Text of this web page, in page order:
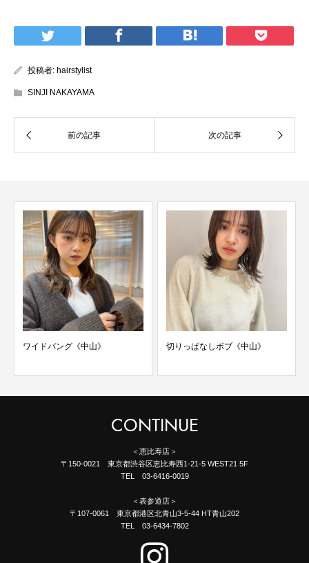
投稿者: hairstylist
SINJI NAKAYAMA
ワイドバング《中山》 切りっぱなしボブ《中山》
CONTINUE
＜恵比寿店＞
〒150-0021 東京都渋谷区恵比寿西1-21-5 WEST21 5F
TEL 03-6416-0019
＜表参道店＞
〒107-0061 東京都港区北青山3-5-44 HT青山202
TEL 03-6434-7802